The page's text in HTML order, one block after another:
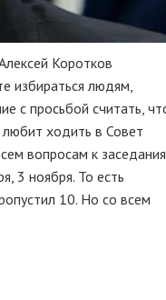
Коротков
избираться людям,
с просьбой считать,
ходить в Совет
вопросам к
3 ноября. То есть
10. Но со всем